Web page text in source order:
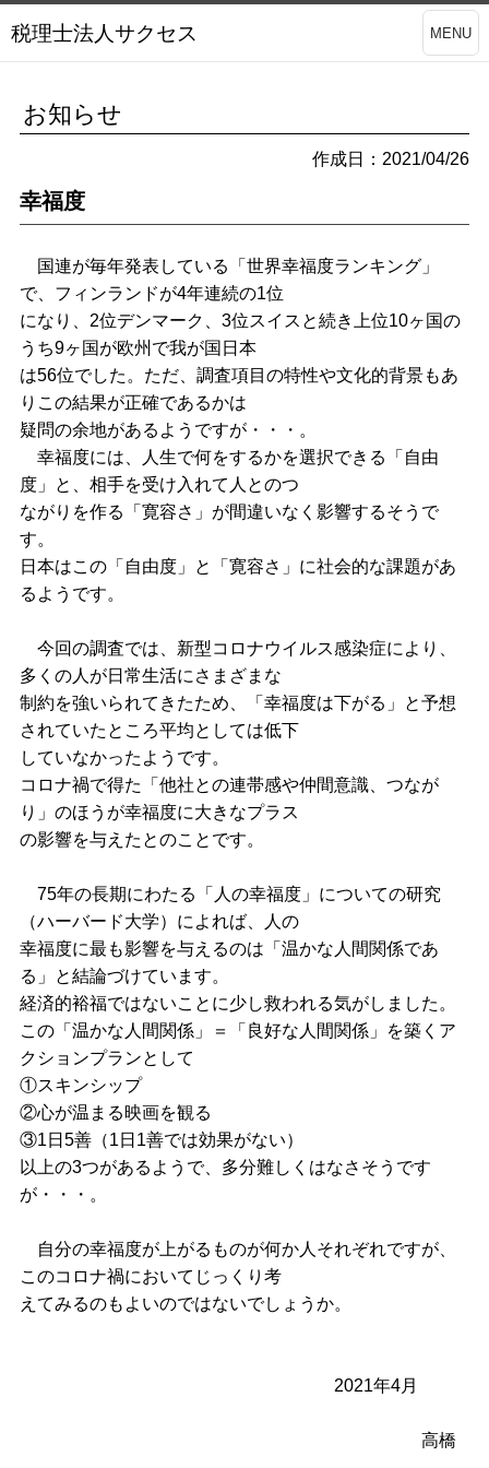
税理士法人サクセス MENU
お知らせ
作成日：2021/04/26
幸福度
国連が毎年発表している「世界幸福度ランキング」
で、フィンランドが4年連続の1位
になり、2位デンマーク、3位スイスと続き上位10ヶ国の
うち9ヶ国が欧州で我が国日本
は56位でした。ただ、調査項目の特性や文化的背景もあ
りこの結果が正確であるかは
疑問の余地があるようですが・・・。
幸福度には、人生で何をするかを選択できる「自由
度」と、相手を受け入れて人とのつ
ながりを作る「寛容さ」が間違いなく影響するそうで
す。
日本はこの「自由度」と「寛容さ」に社会的な課題があ
るようです。
今回の調査では、新型コロナウイルス感染症により、
多くの人が日常生活にさまざまな
制約を強いられてきたため、「幸福度は下がる」と予想
されていたところ平均としては低下
していなかったようです。
コロナ禍で得た「他社との連帯感や仲間意識、つなが
り」のほうが幸福度に大きなプラス
の影響を与えたとのことです。
75年の長期にわたる「人の幸福度」についての研究
（ハーバード大学）によれば、人の
幸福度に最も影響を与えるのは「温かな人間関係であ
る」と結論づけています。
経済的裕福ではないことに少し救われる気がしました。
この「温かな人間関係」＝「良好な人間関係」を築くア
クションプランとして
①スキンシップ
②心が温まる映画を観る
③1日5善（1日1善では効果がない）
以上の3つがあるようで、多分難しくはなさそうです
が・・・。
自分の幸福度が上がるものが何か人それぞれですが、
このコロナ禍においてじっくり考
えてみるのもよいのではないでしょうか。
2021年4月
高橋